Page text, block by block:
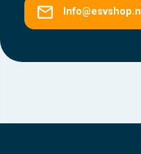
Info@esvshop.nl